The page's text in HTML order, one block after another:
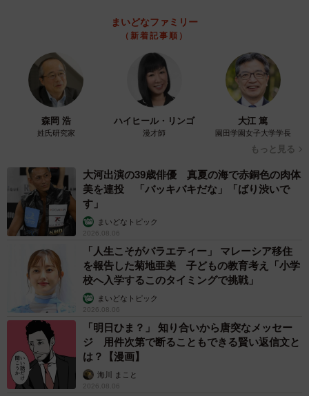
まいどなファミリー
（新着記事順）
森岡 浩
姓氏研究家
ハイヒール・リンゴ
漫才師
大江 篤
園田学園女子大学学長
もっと見る
大河出演の39歳俳優 真夏の海で赤銅色の肉体
美を連投 「バッキバキだな」「ばり渋いで
す」
まいどなトピック
2026.08.06
「人生こそがバラエティー」 マレーシア移住
を報告した菊地亜美 子どもの教育考え「小学
校へ入学するこのタイミングで挑戦」
まいどなトピック
2026.08.06
「明日ひま？」 知り合いから唐突なメッセー
ジ 用件次第で断ることもできる賢い返信文と
は？【漫画】
海川 まこと
2026.08.06